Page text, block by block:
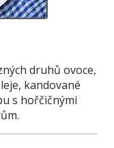
druhů ovoce,
kandované
s hořčičnými